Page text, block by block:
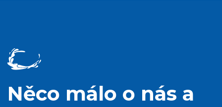
Něco málo o nás a